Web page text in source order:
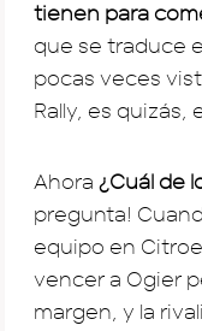
tienen para
que se traduce
pocas veces
Rally, es quizás,
Ahora ¿Cuál de
pregunta!
equipo en
vencer a Ogier
margen, y la